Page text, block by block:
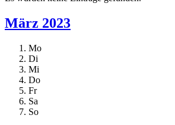
März 2023
Mo
Di
Mi
Do
Fr
Sa
So